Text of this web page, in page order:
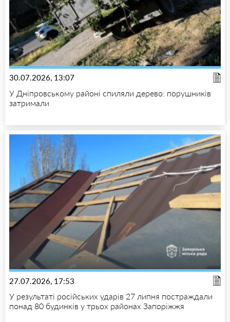
30.07.2026, 13:07
У Дніпровському районі спиляли дерево: порушників
затримали
27.07.2026, 17:53
У результаті російських ударів 27 липня постраждали
понад 80 будинків у трьох районах Запоріжжя